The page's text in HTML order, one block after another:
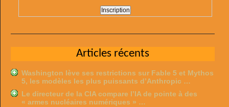
Articles récents
Washington lève ses restrictions sur Fable 5 et Mythos
5, les modèles les plus puissants d’Anthropic …
Le directeur de la CIA compare l’IA de pointe à des
« armes nucléaires numériques » …